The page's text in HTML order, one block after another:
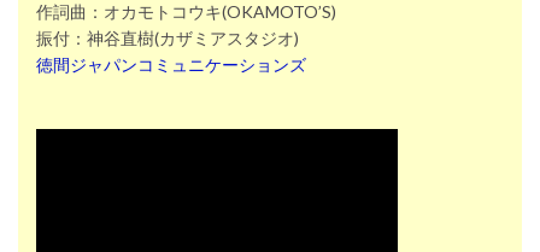
作詞曲：オカモトコウキ(OKAMOTO’S)
振付：神谷直樹(カザミアスタジオ)
徳間ジャパンコミュニケーションズ